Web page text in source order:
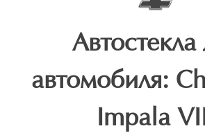
Автостекла
автомобиля:
Impala